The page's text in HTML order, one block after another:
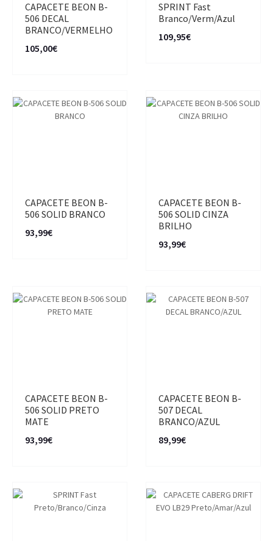
CAPACETE BEON B-
506 DECAL
BRANCO/VERMELHO
105,00€
SPRINT Fast
Branco/Verm/Azul
109,95€
CAPACETE BEON B-
506 SOLID BRANCO
93,99€
CAPACETE BEON B-
506 SOLID CINZA
BRILHO
93,99€
CAPACETE BEON B-
506 SOLID PRETO
MATE
93,99€
CAPACETE BEON B-
507 DECAL
BRANCO/AZUL
89,99€